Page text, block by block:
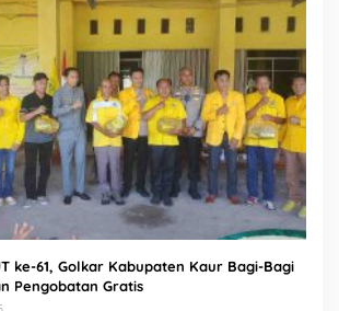
ke-61, Golkar Kabupaten Kaur Bagi-Bagi
Pengobatan Gratis